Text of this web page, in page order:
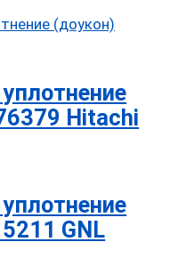
Hitachi
GNL